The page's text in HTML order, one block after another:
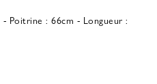
Poitrine : 66cm - Longueur :